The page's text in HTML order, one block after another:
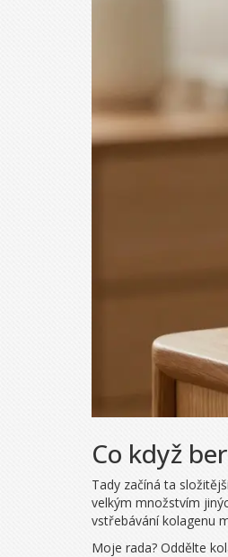
Co když
Tady začíná ta
velkým množstvím
vstřebávání kolagenu
Moje rada? Oddělte